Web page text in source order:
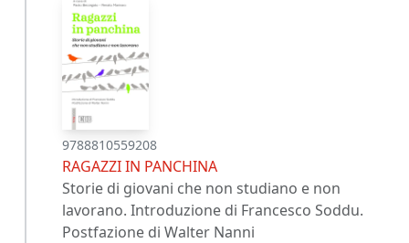
9788810559208
RAGAZZI IN PANCHINA
Storie di giovani che non studiano e non
lavorano. Introduzione di Francesco Soddu.
Postfazione di Walter Nanni